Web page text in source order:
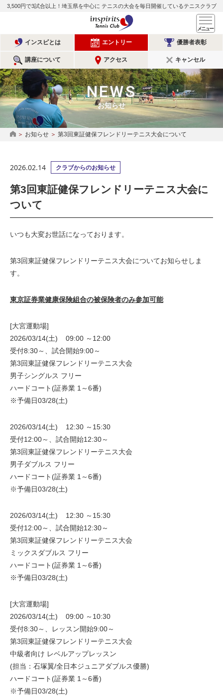
3,500円で3試合以上！埼玉県を中心に テニスの大会を毎日開催しているテニスクラブ
インスピリッツテニスクラ
インスピとは エントリー 優勝者表彰
講座について アクセス キャンセル
NEWS
お知らせ
HOMEお知らせ 第3回東証健保フレンドリーテニス大会について
2026.02.14 クラブからのお知らせ
第3回東証健保フレンドリーテニス大会に
ついて
いつも大変お世話になっております。
第3回東証健保フレンドリーテニス大会についてお知らせしま
す。
東京証券業健康保険組合の被保険者のみ参加可能
[大宮運動場]
2026/03/14(土) 09:00 ～12:00
受付8:30～、試合開始9:00～
第3回東証健保フレンドリーテニス大会
男子シングルス フリー
ハードコート(証券業 1～6番)
※予備日03/28(土)
2026/03/14(土) 12:30 ～15:30
受付12:00～、試合開始12:30～
第3回東証健保フレンドリーテニス大会
男子ダブルス フリー
ハードコート(証券業 1～6番)
※予備日03/28(土)
2026/03/14(土) 12:30 ～15:30
受付12:00～、試合開始12:30～
第3回東証健保フレンドリーテニス大会
ミックスダブルス フリー
ハードコート(証券業 1～6番)
※予備日03/28(土)
[大宮運動場]
2026/03/14(土) 09:00 ～10:30
受付8:30～、レッスン開始9:00～
第3回東証健保フレンドリーテニス大会
中級者向け レベルアップレッスン
(担当：石塚翼/全日本ジュニアダブルス優勝)
ハードコート(証券業 1～6番)
※予備日03/28(土)